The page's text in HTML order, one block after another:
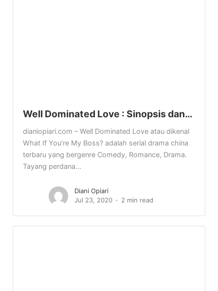
Well Dominated Love : Sinopsis dan…
dianiopiari.com – Well Dominated Love atau dikenal
What If You’re My Boss? adalah serial drama china
terbaru yang bergenre Comedy, Romance, Drama.
Tayang perdana...
Diani Opiari
Jul 23, 2020
2 min read